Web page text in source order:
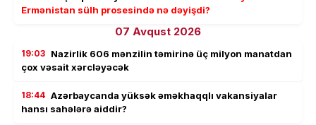
Ermənistan sülh prosesində nə dəyişdi?
07 Avqust 2026
19:03 Nazirlik 606 mənzilin təmirinə üç milyon manatdan
çox vəsait xərcləyəcək
18:44 Azərbaycanda yüksək əməkhaqqlı vakansiyalar
hansı sahələrə aiddir?